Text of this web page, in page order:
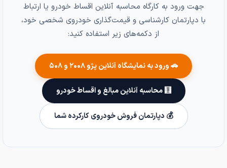
جهت ورود به کارگاه محاسبه آنلاین اقساط خودرو یا ارتباط
با دپارتمان کارشناسی و قیمت‌گذاری خودروی شخصی خود،
از دکمه‌های زیر استفاده کنید:
🚗 ورود به نمایشگاه آنلاین پژو ۲۰۰۸ و ۵۰۸
🧮 محاسبه آنلاین مبالغ و اقساط خودرو
💰 دپارتمان فروش خودروی کارکرده شما